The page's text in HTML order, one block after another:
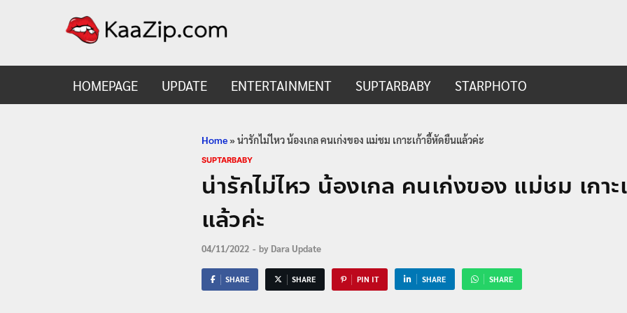
HOMEPAGE UPDATE ENTERTAINMENT SUPTARBABY STARPHOTO
Home»น่ารักไม่ไหว น้องเกล คนเก่งของ แม่ชม เกาะเก้าอี้หัดยืนแล้วค่ะ
SUPTARBABY
น่ารักไม่ไหว น้องเกล คนเก่งของ แม่ชม เกา
แล้วค่ะ
04/11/2022 - by Dara Update
SHARE SHARE PIN IT SHARE SHARE